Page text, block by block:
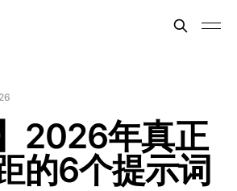
2026年真正
的6个提示词